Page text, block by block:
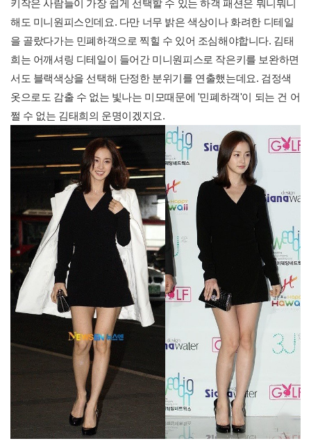
키작은 사람들이 가장 쉽게 선택할 수 있는 하객 패션은 뭐니뭐니
해도 미니원피스인데요. 다만 너무 밝은 색상이나 화려한 디테일
을 골랐다가는 민폐하객으로 찍힐 수 있어 조심해야합니다. 김태
희는 어깨셔링 디테일이 들어간 미니원피스로 작은키를 보완하면
서도 블랙색상을 선택해 단정한 분위기를 연출했는데요. 검정색
옷으로도 감출 수 없는 빛나는 미모때문에 '민폐하객'이 되는 건 어
쩔 수 없는 김태희의 운명이겠지요.